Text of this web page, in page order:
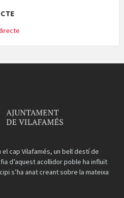
cap Vilafamés, un bell destí de
d’aquest acollidor poble ha influït
s’ha anat creant sobre la mateixa